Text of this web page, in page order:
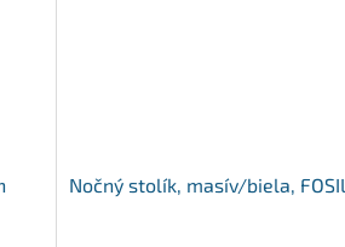
Nočný stolík, masív/biela,